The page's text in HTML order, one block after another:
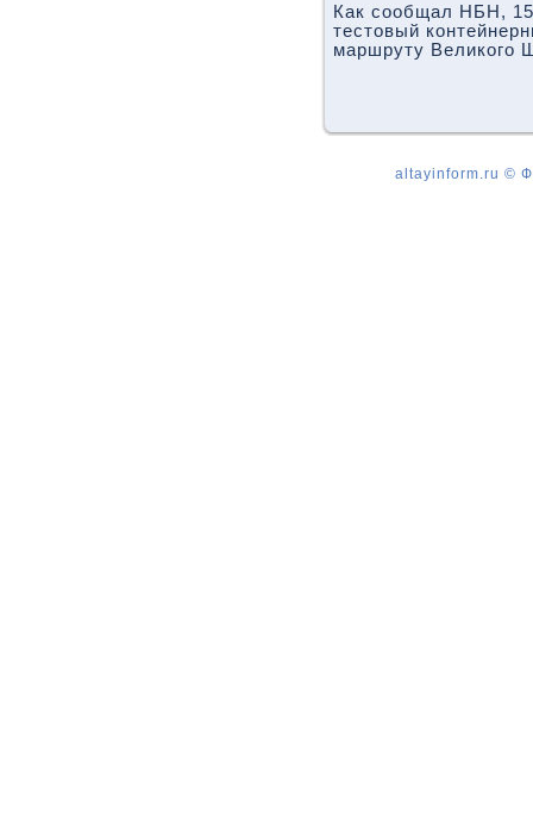
Как сообщал НБН, 15
тестовый
маршруту Великого
altayinform.ru ©